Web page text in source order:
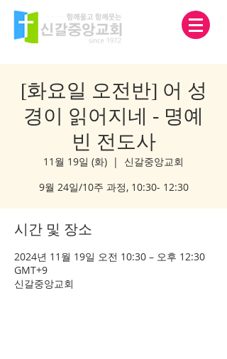
[화요일 오전반] 어 성
경이 읽어지네 - 명예
빈 전도사
11월 19일 (화)
  |
신갈중앙교회
9월 24일/10주 과정, 10:30- 12:30
시간 및 장소
2024년 11월 19일 오전 10:30 – 오후 12:30
GMT+9
신갈중앙교회